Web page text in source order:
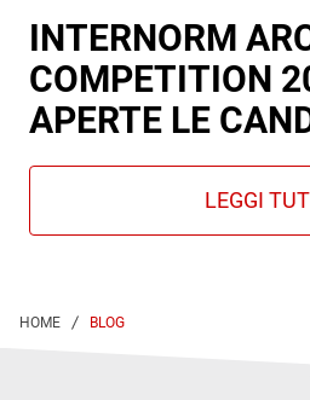
INTERNORM
COMPETITION
APERTE LE
BLOG